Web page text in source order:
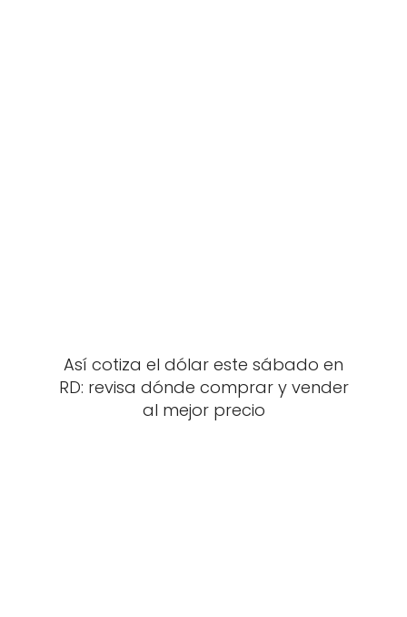
Así cotiza el dólar este sábado en
RD: revisa dónde comprar y vender
al mejor precio